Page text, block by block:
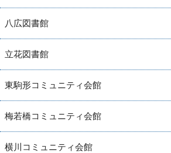
八広図書館
立花図書館
東駒形コミュニティ会館
梅若橋コミュニティ会館
横川コミュニティ会館